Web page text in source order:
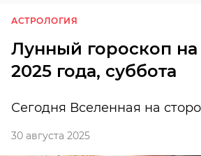
АСТРОЛОГИЯ
Лунный гороскоп на
2025 года, суббота
Сегодня Вселенная на
30 августа 2025